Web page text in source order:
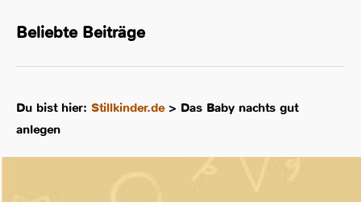
Beliebte Beiträge
Du bist hier: Stillkinder.de> Das Baby nachts gut
anlegen